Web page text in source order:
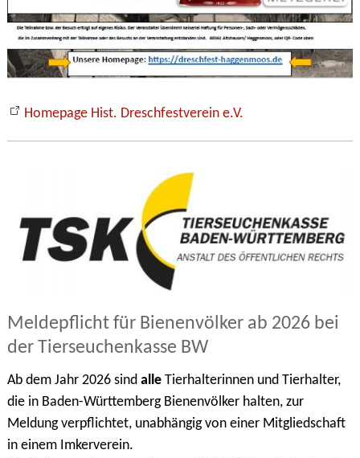
Homepage Hist. Dreschfestverein e.V.
Meldepflicht für Bienenvölker ab 2026 bei
der Tierseuchenkasse BW
Ab dem Jahr 2026 sind alleTierhalterinnen und Tierhalter,
die in Baden-Württemberg Bienenvölker halten, zur
Meldung verpflichtet, unabhängig von einer Mitgliedschaft
in einem Imkerverein.